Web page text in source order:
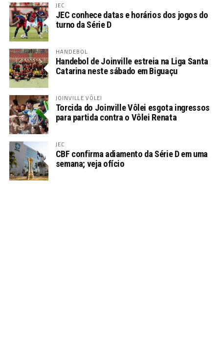
JEC
JEC conhece datas e horários dos jogos do
turno da Série D
HANDEBOL
Handebol de Joinville estreia na Liga Santa
Catarina neste sábado em Biguaçu
JOINVILLE VÔLEI
Torcida do Joinville Vôlei esgota ingressos
para partida contra o Vôlei Renata
JEC
CBF confirma adiamento da Série D em uma
semana; veja ofício